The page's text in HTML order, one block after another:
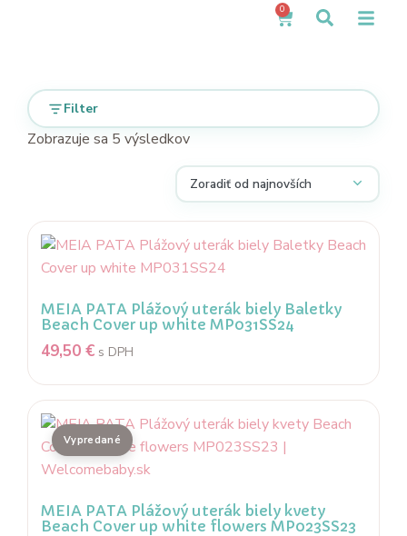
0
Filter
Zobrazuje sa 5 výsledkov
MEIA PATA Plážový uterák biely Baletky
Beach Cover up white MP031SS24
49,50 € s DPH
MEIA PATA Plážový uterák biely kvety
Beach Cover up white flowers MP023SS23